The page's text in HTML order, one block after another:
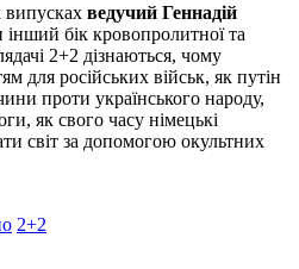
ведучий Геннадій
інший бік кровопролитної та
2+2 дізнаються, чому
для російських військ, як путін
проти українського народу,
як свого часу німецькі
світ за допомогою окультних
2+2